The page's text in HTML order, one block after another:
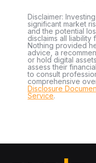
Disclaimer:
significant market
and the potential
disclaims all liability
Nothing provided
advice, a
or hold digital
assess their
to consult
comprehensive
Disclosure
Service.